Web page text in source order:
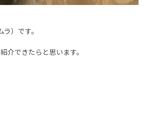
）です。
介できたらと思います。